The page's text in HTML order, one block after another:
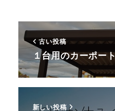
古い投稿
１台用のカーポー
新しい投稿